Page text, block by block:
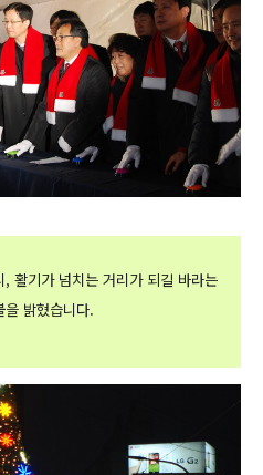
활기가 넘치는 거리가 되길 바라는
밝혔습니다.